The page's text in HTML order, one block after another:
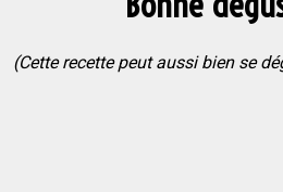
(Cette recette peut aussi bien se